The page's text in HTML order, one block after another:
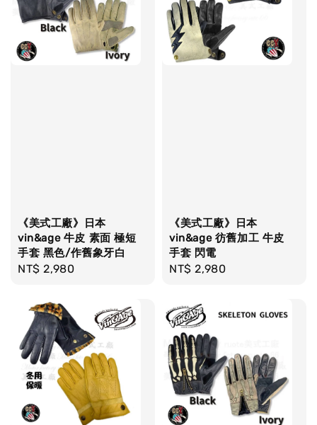
《美式工廠》日本
vin&age 牛皮 素面 極短
手套 黑色/作舊象牙白
Regular
NT$ 2,980
《美式工廠》日本
vin&age 彷舊加工 牛皮
手套 閃電
Regular
NT$ 2,980